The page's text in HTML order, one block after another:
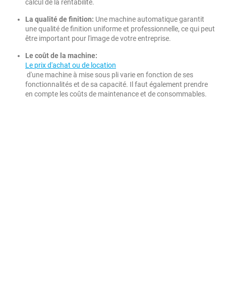
calcul de la rentabilité.
La qualité de finition: Une machine automatique garantit
une qualité de finition uniforme et professionnelle, ce qui peut
être important pour l'image de votre entreprise.
Le coût de la machine:
Le prix d'achat ou de location
d'une machine à mise sous pli varie en fonction de ses
fonctionnalités et de sa capacité. Il faut également prendre
en compte les coûts de maintenance et de consommables.